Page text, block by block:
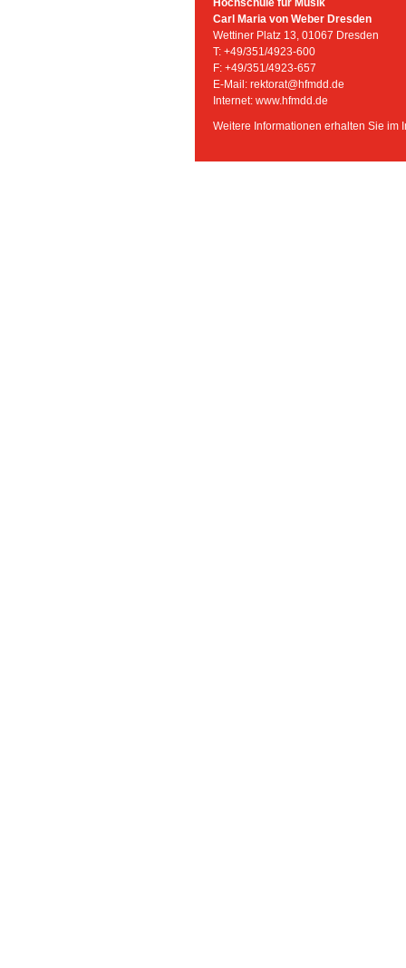
Hochschule für Musik
Carl Maria von Weber Dresden
Wettiner Platz 13, 01067 Dresden
T: +49/351/4923-600
F: +49/351/4923-657
E-Mail: rektorat@hfmdd.de
Internet: www.hfmdd.de
Weitere Informationen erhalten Sie im